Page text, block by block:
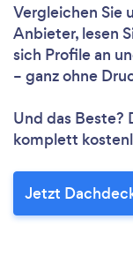
Vergleichen Sie
Anbieter, lesen
sich Profile an
– ganz ohne
Und das Beste?
komplett
Jetzt